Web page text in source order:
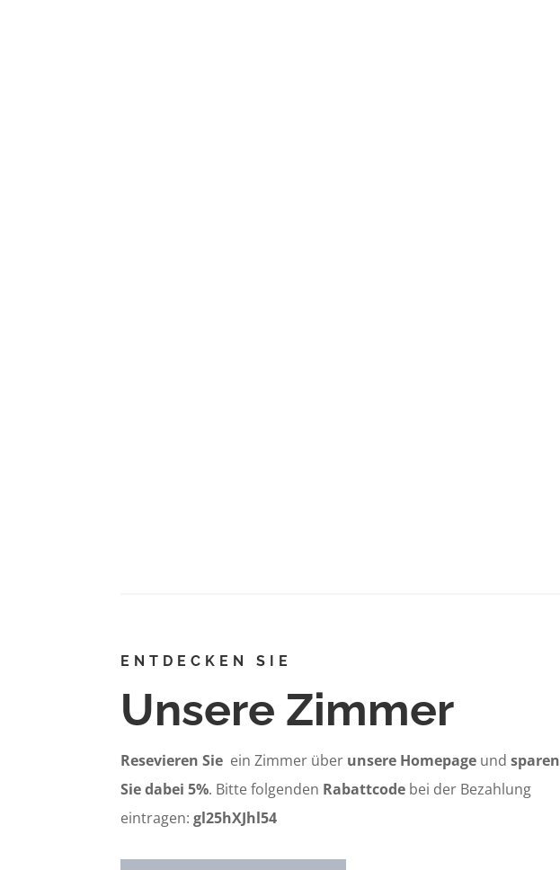
ENTDECKEN SIE
Unsere Zimmer
Resevieren Sie ein Zimmer über unsere Homepage undsparen
Sie dabei 5%. Bitte folgenden Rabattcode bei der Bezahlung
eintragen:gl25hXJhl54